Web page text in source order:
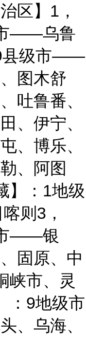
区】1，
市——乌鲁
县级市——
图木舒
吐鲁番、
、伊宁、
、博乐、
、阿图
】：1地级
则3，
市——银
固原、中
市、灵
：9地级市
、乌海、